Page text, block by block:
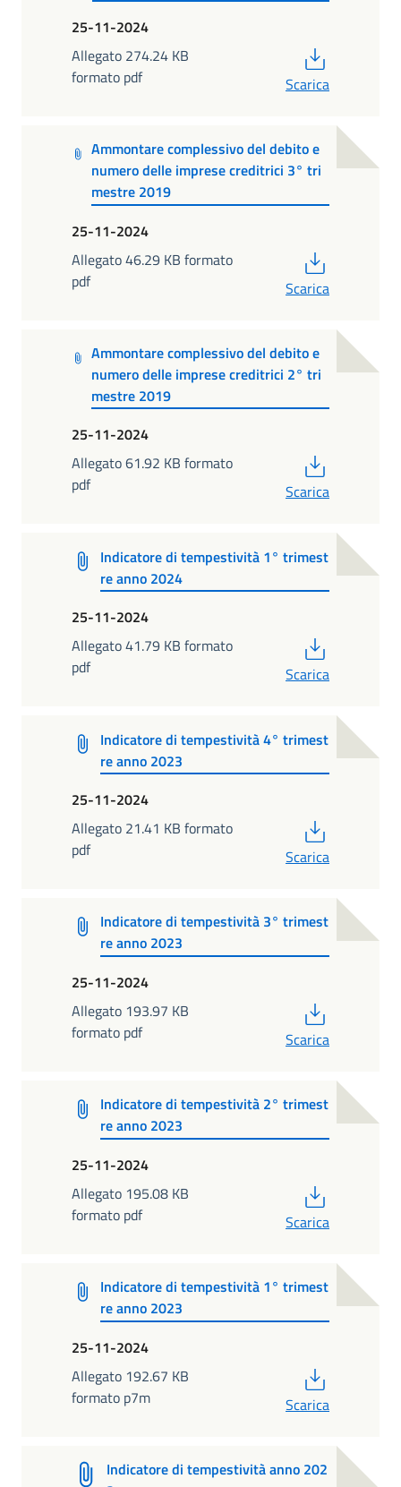
25-11-2024
Allegato 274.24 KB
formato pdf
Scarica
Ammontare complessivo del debito e
numero delle imprese creditrici 3° tri
mestre 2019
25-11-2024
Allegato 46.29 KB formato
pdf
Scarica
Ammontare complessivo del debito e
numero delle imprese creditrici 2° tri
mestre 2019
25-11-2024
Allegato 61.92 KB formato
pdf
Scarica
Indicatore di tempestività 1° trimest
re anno 2024
25-11-2024
Allegato 41.79 KB formato
pdf
Scarica
Indicatore di tempestività 4° trimest
re anno 2023
25-11-2024
Allegato 21.41 KB formato
pdf
Scarica
Indicatore di tempestività 3° trimest
re anno 2023
25-11-2024
Allegato 193.97 KB
formato pdf
Scarica
Indicatore di tempestività 2° trimest
re anno 2023
25-11-2024
Allegato 195.08 KB
formato pdf
Scarica
Indicatore di tempestività 1° trimest
re anno 2023
25-11-2024
Allegato 192.67 KB
formato p7m
Scarica
Indicatore di tempestività anno 202